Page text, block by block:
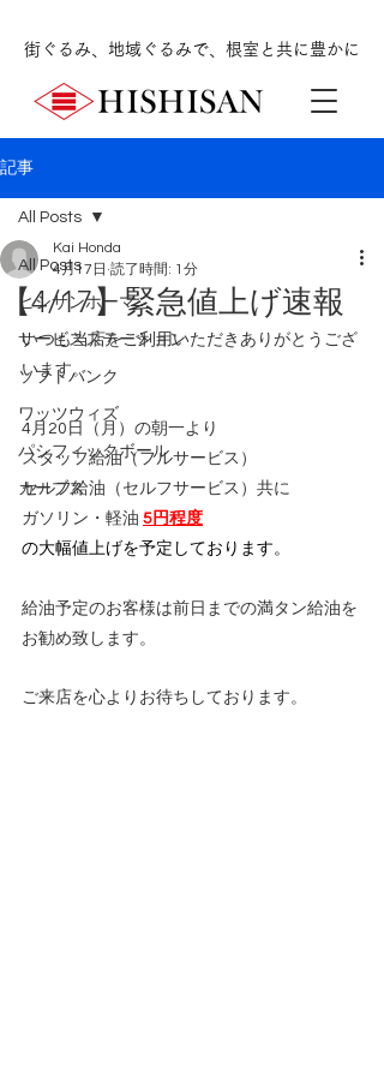
街ぐるみ、地域ぐるみで、根室と共に豊かに
記事
All Posts
ヒシサンホーマ
サービスステーション
ソフトバンク
ワッツウィズ
パシフィックボール
カーブス
All Posts
【4/17】緊急値上げ速報
Kai Honda
4月17日 読了時間: 1分
いつも当店をご利用いただきありがとうござ
います。
4月20日（月）の朝一より
スタッフ給油（フルサービス）
セルフ給油（セルフサービス）共に
ガソリン・軽油 5円程度
の大幅値上げを予定しております。
給油予定のお客様は前日までの満タン給油を
お勧め致します。
ご来店を心よりお待ちしております。